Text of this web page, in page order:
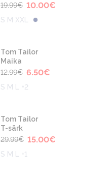
19.99€ 10.00€
S M XXL
-50%
Tom Tailor
Maika
12.99€ 6.50€
S M L +2
-50%
Tom Tailor
T-särk
29.99€ 15.00€
S M L +1